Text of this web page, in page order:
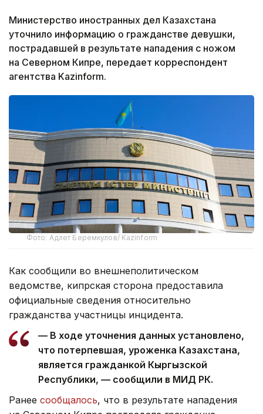
Министерство иностранных дел Казахстана
уточнило информацию о гражданстве девушки,
пострадавшей в результате нападения с ножом
на Северном Кипре, передает корреспондент
агентства Kazinform.
Фото: Адлет Беремкулов/ Kazinform
Как сообщили во внешнеполитическом
ведомстве, кипрская сторона предоставила
официальные сведения относительно
гражданства участницы инцидента.
— В ходе уточнения данных установлено,
что потерпевшая, уроженка Казахстана,
является гражданкой Кыргызской
Республики, — сообщили в МИД РК.
Ранее сообщалось, что в результате нападения